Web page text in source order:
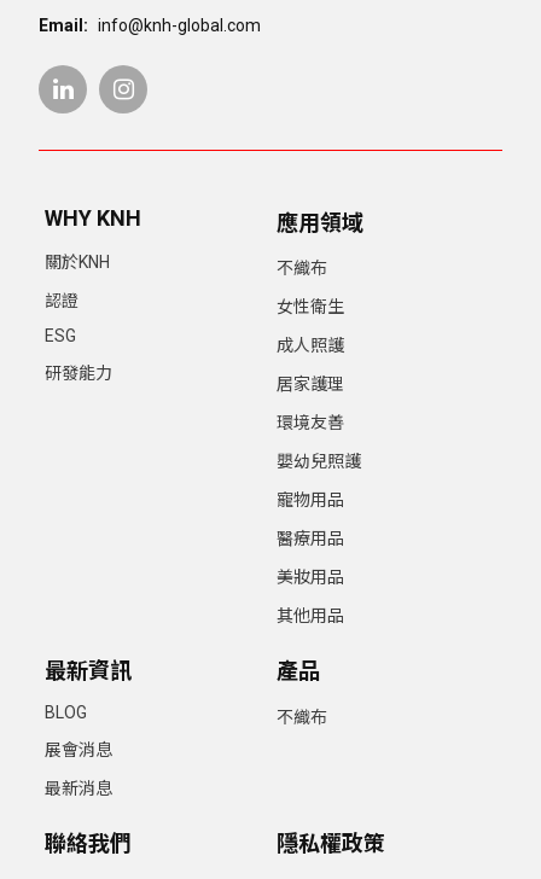
Email: info@knh-global.com
WHY KNH
關於KNH
認證
ESG
研發能力
應用領域
不織布
女性衛生
成人照護
居家護理
環境友善
嬰幼兒照護
寵物用品
醫療用品
美妝用品
其他用品
最新資訊
BLOG
展會消息
最新消息
產品
不織布
聯絡我們 隱私權政策